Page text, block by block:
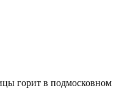
горит в подмосковном